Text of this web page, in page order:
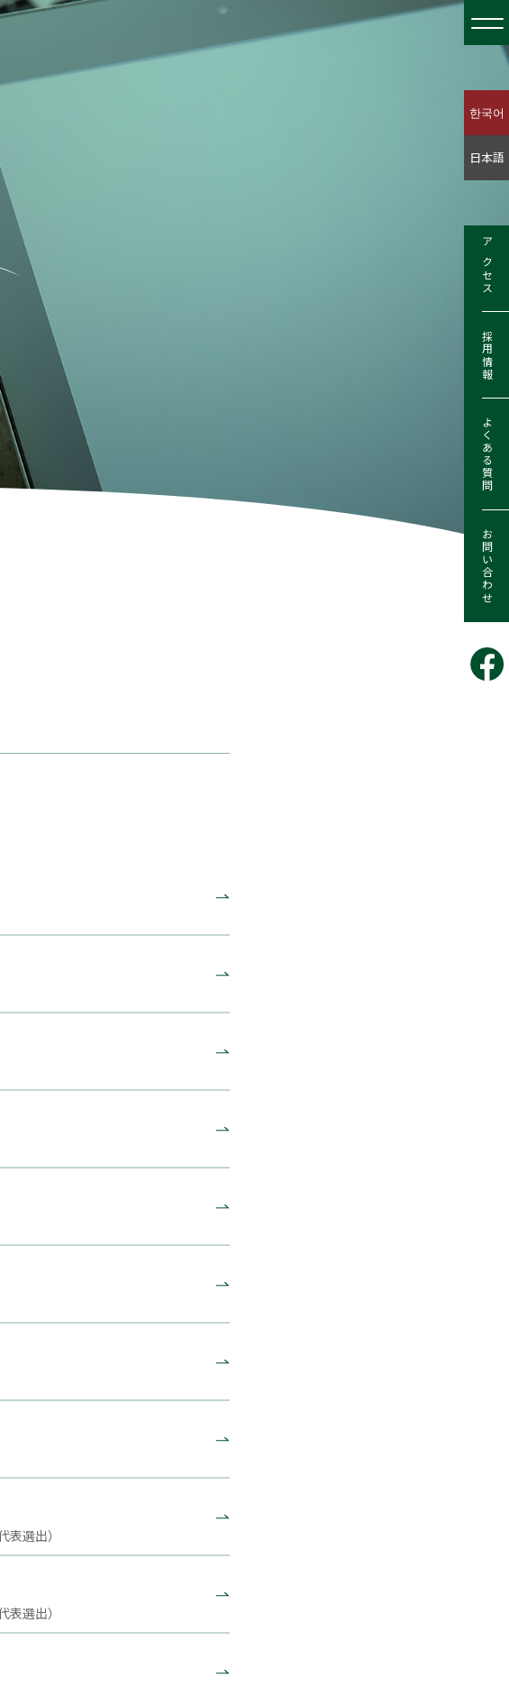
한국어
日本語
アクセス
採用情報
よくある質問
お問い合わせ
選出）
選出）